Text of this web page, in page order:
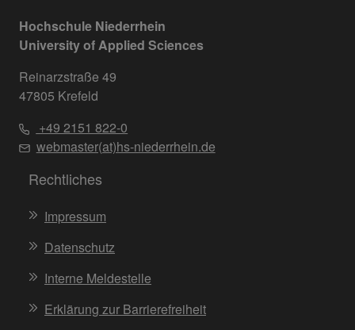
Hochschule Niederrhein
University of Applied Sciences
Reinarzstraße 49
47805 Krefeld
+49 2151 822-0
webmaster(at)hs-niederrhein.de
Rechtliches
Impressum
Datenschutz
Interne Meldestelle
Erklärung zur Barrierefreiheit